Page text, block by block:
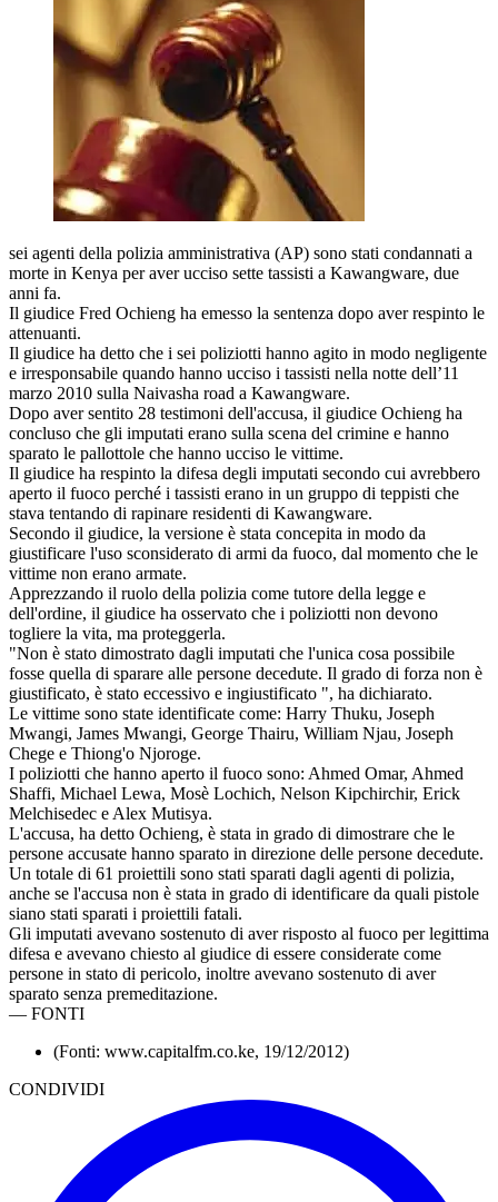
sei agenti della polizia amministrativa (AP) sono stati condannati a
morte in Kenya per aver ucciso sette tassisti a Kawangware, due
anni fa.
Il giudice Fred Ochieng ha emesso la sentenza dopo aver respinto le
attenuanti.
Il giudice ha detto che i sei poliziotti hanno agito in modo negligente
e irresponsabile quando hanno ucciso i tassisti nella notte dell’11
marzo 2010 sulla Naivasha road a Kawangware.
Dopo aver sentito 28 testimoni dell'accusa, il giudice Ochieng ha
concluso che gli imputati erano sulla scena del crimine e hanno
sparato le pallottole che hanno ucciso le vittime.
Il giudice ha respinto la difesa degli imputati secondo cui avrebbero
aperto il fuoco perché i tassisti erano in un gruppo di teppisti che
stava tentando di rapinare residenti di Kawangware.
Secondo il giudice, la versione è stata concepita in modo da
giustificare l'uso sconsiderato di armi da fuoco, dal momento che le
vittime non erano armate.
Apprezzando il ruolo della polizia come tutore della legge e
dell'ordine, il giudice ha osservato che i poliziotti non devono
togliere la vita, ma proteggerla.
"Non è stato dimostrato dagli imputati che l'unica cosa possibile
fosse quella di sparare alle persone decedute. Il grado di forza non è
giustificato, è stato eccessivo e ingiustificato ", ha dichiarato.
Le vittime sono state identificate come: Harry Thuku, Joseph
Mwangi, James Mwangi, George Thairu, William Njau, Joseph
Chege e Thiong'o Njoroge.
I poliziotti che hanno aperto il fuoco sono: Ahmed Omar, Ahmed
Shaffi, Michael Lewa, Mosè Lochich, Nelson Kipchirchir, Erick
Melchisedec e Alex Mutisya.
L'accusa, ha detto Ochieng, è stata in grado di dimostrare che le
persone accusate hanno sparato in direzione delle persone decedute.
Un totale di 61 proiettili sono stati sparati dagli agenti di polizia,
anche se l'accusa non è stata in grado di identificare da quali pistole
siano stati sparati i proiettili fatali.
Gli imputati avevano sostenuto di aver risposto al fuoco per legittima
difesa e avevano chiesto al giudice di essere considerate come
persone in stato di pericolo, inoltre avevano sostenuto di aver
sparato senza premeditazione.
— FONTI
(Fonti: www.capitalfm.co.ke, 19/12/2012)
CONDIVIDI